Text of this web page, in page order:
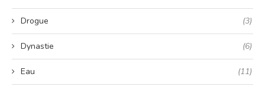
Drogue (3)
Dynastie (6)
Eau (11)